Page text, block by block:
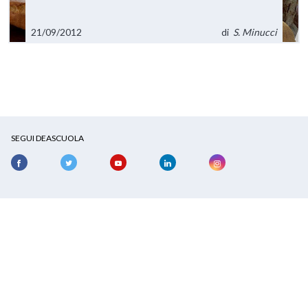
21/09/2012 di S. Minucci
SEGUI DEASCUOLA